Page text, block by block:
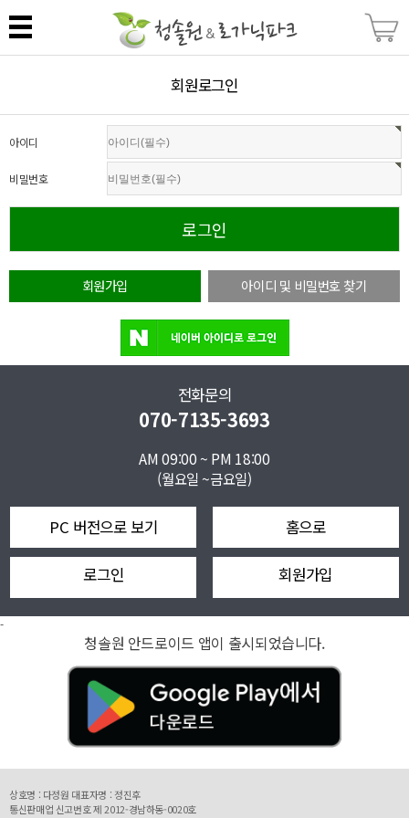
회원로그인
아이디
비밀번호
회원가입 아이디 및 비밀번호 찾기
전화문의
070-7135-3693
AM 09:00 ~ PM 18:00
(월요일 ~금요일)
PC 버전으로 보기 홈으로
로그인 회원가입
-
청솔원 안드로이드 앱이 출시되었습니다.
상호명 : 다정원 대표자명 : 정진후
통신판매업 신고번호 제 2012-경남하동-0020호